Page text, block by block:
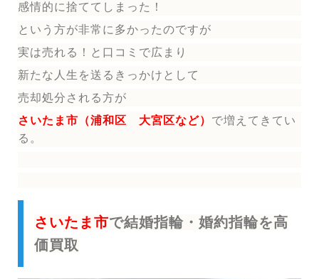
感情的に捨ててしまった！
という方が非常に多かったのですが
実は売れる！と口コミで広まり
新たな人生を送る きっかけとして
売却処分される方が
さいたま市（浦和区 大宮区など） で増えてきてい
る。
さいたま市で結婚指輪・婚約指輪を高
価買取